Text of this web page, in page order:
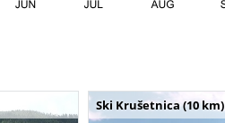
Ski Krušetnica (10 km)